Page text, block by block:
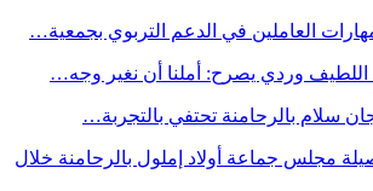
العاملين في الدعم التربوي بجمعية…
اللطيف وردي يصرح: أملنا أن نغير وجه…
سلام بالرحامنة تحتفي بالتجربة…
مجلس جماعة أولاد إملول بالرحامنة خلال